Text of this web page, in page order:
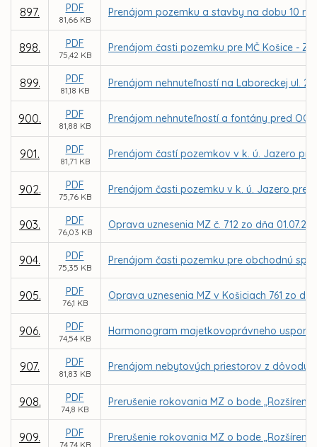
897. PDF
81,66 KB
Prenájom pozemku a stavby na dobu 10
898. PDF
75,42 KB
Prenájom časti pozemku pre MČ Košice -
899. PDF
81,18 KB
Prenájom nehnuteľností na Laboreckej ul. 2
900. PDF
81,88 KB
Prenájom nehnuteľností a fontány pred OC
901. PDF
81,71 KB
Prenájom častí pozemkov v k. ú. Jazero
902. PDF
75,76 KB
Prenájom časti pozemku v k. ú. Jazero pre
903. PDF
76,03 KB
Oprava uznesenia MZ č. 712 zo dňa
904. PDF
75,35 KB
Prenájom časti pozemku pre obchodnú
905. PDF
76,1 KB
Oprava uznesenia MZ v Košiciach 761 zo
906. PDF
74,54 KB
Harmonogram majetkovoprávneho
907. PDF
81,83 KB
Prenájom nebytových priestorov z dôvodu
908. PDF
74,8 KB
Prerušenie rokovania MZ o bode
909. PDF
74,74 KB
Prerušenie rokovania MZ o bode